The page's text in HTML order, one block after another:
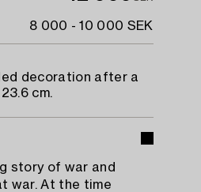
8 000 - 10 000 SEK
decoration after a
cm.
story of war and
war. At the time